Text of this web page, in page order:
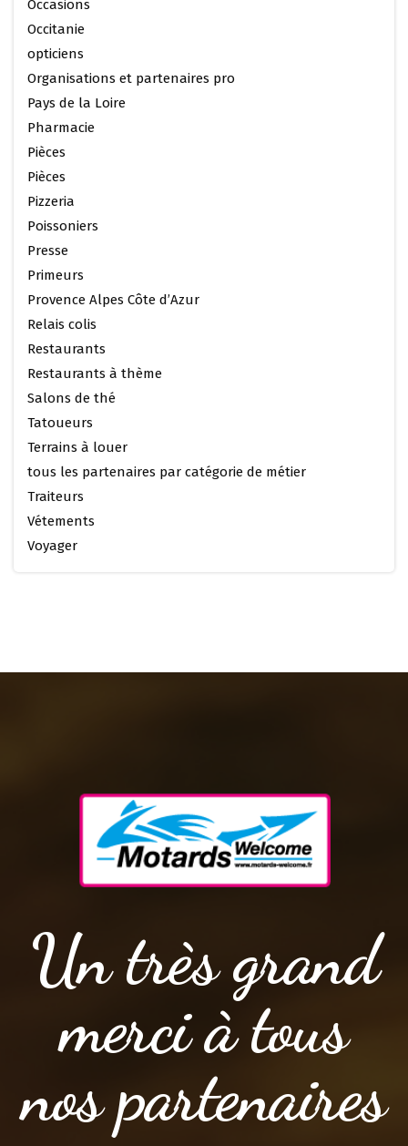
Occasions
Occitanie
opticiens
Organisations et partenaires pro
Pays de la Loire
Pharmacie
Pièces
Pièces
Pizzeria
Poissoniers
Presse
Primeurs
Provence Alpes Côte d’Azur
Relais colis
Restaurants
Restaurants à thème
Salons de thé
Tatoueurs
Terrains à louer
tous les partenaires par catégorie de métier
Traiteurs
Vétements
Voyager
Un très grand
merci à tous
nos partenaires